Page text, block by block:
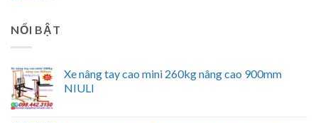
NỔI BẬT
Xe nâng tay cao mini 260kg nâng cao 900mm
NIULI